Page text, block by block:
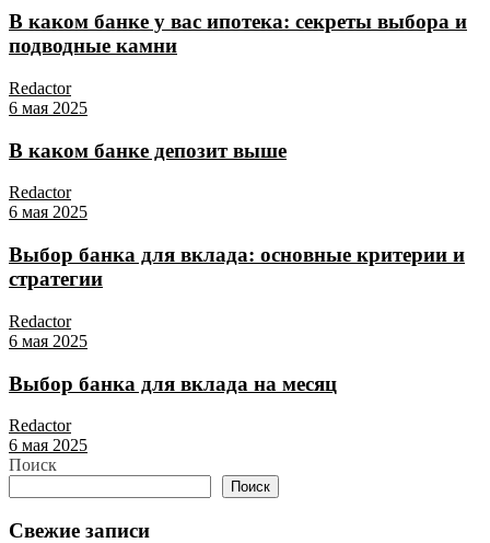
В каком банке у вас ипотека: секреты выбора и
подводные камни
Redactor
6 мая 2025
В каком банке депозит выше
Redactor
6 мая 2025
Выбор банка для вклада: основные критерии и
стратегии
Redactor
6 мая 2025
Выбор банка для вклада на месяц
Redactor
6 мая 2025
Поиск
Поиск
Свежие записи